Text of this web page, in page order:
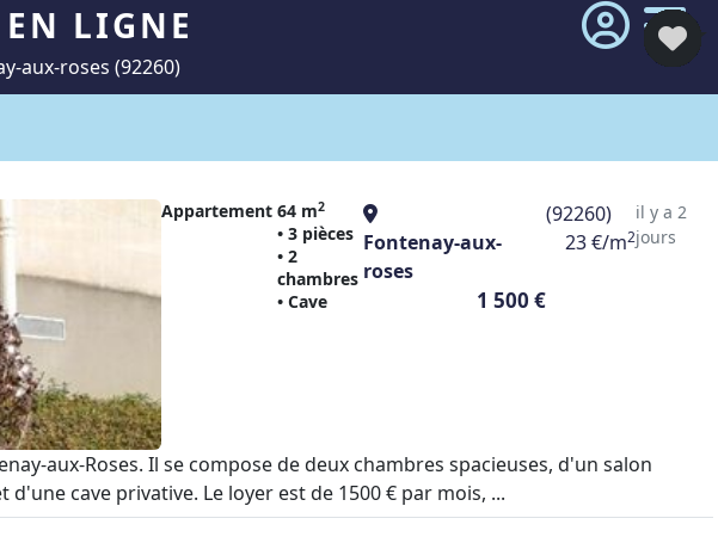
LIGNE
aux-roses (92260)
Appartement 64 m2
• 3 pièces
• 2
chambres
• Cave
Fontenay-aux-
roses
1 500 €
(92260)
23 €/m2
il y a 2
jours
aux-Roses. Il se compose de deux chambres spacieuses, d'un salon
cave privative. Le loyer est de 1500 € par mois, ...